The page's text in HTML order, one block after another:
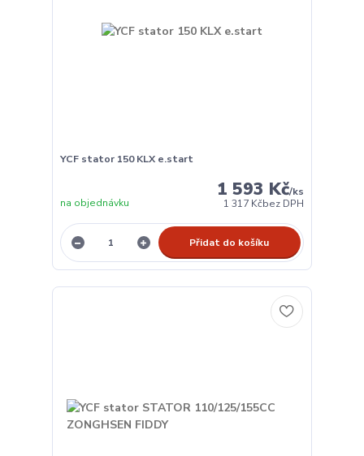
YCF stator 150 KLX e.start
1 593 Kč/ks
1 317 Kčbez DPH
na objednávku
Přidat do košíku